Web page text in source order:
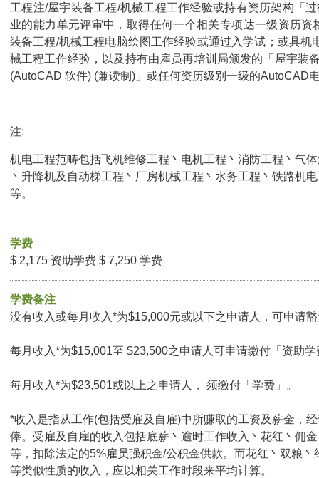
工程注/屋宇装备工程/机械工程工作经验或持有资历架构「
业的能力单元评审中，取得任何一个相关专项达一级资历资
装备工程/机械工程电脑绘图工作经验或通过入学试；或具机
械工程工作经验，以及持有由雇员再培训局颁发的「屋宇装
(AutoCAD 软件) (兼读制)」或任何资历级别一级的AutoCAD
注:
机电工程范畴包括飞机维修工程丶电机工程丶消防工程丶气
丶升降机及自动梯工程丶厂房机械工程丶水务工程丶铁路机
等。
学费
$ 2,175 资助学费 $ 7,250 学费
学费备注
没有收入或每月收入*为$15,000元或以下之申请人，可申请
每月收入*为$15,001至 $23,500之申请人可申请缴付「资助学
每月收入*为$23,501或以上之申请人， 须缴付「学费」。
*收入是指从工作(包括受雇及自雇)中所赚取的工资及薪金，
俸。受雇及自雇的收入包括底薪丶逾时工作收入丶花红丶佣
等，扣除法定的5%雇员强积金/公积金供款。而花红丶双粮丶
等类似性质的收入，应以相关工作时段来平均计算。